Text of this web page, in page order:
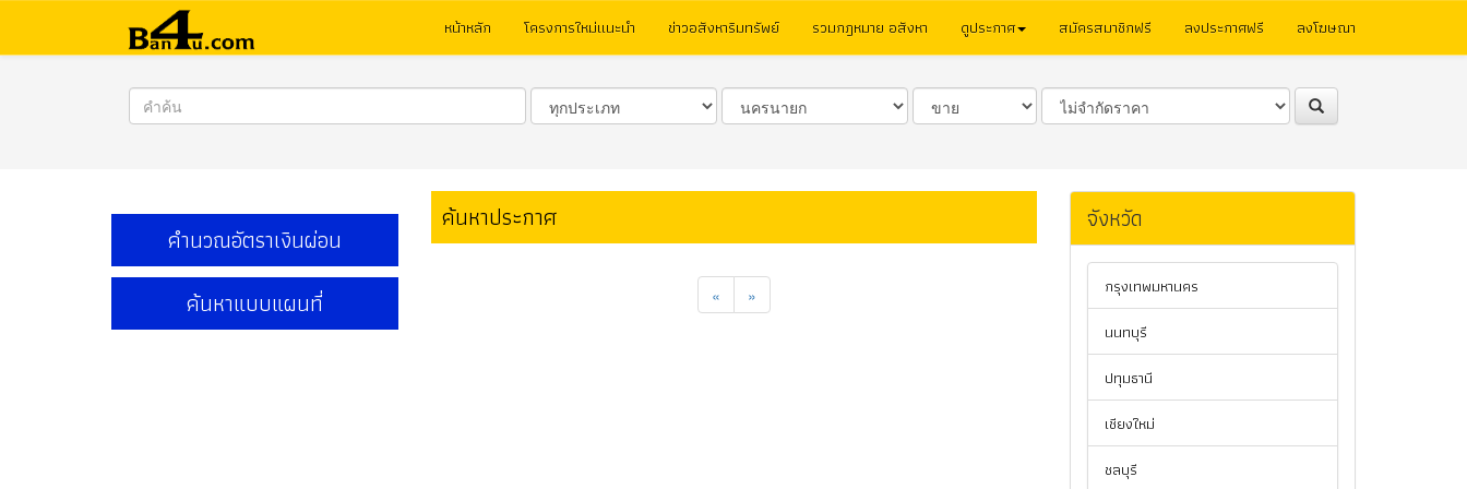
หน้าหลัก โครงการใหม่แนะนำ ข่าวอสังหาริมทรัพย์ รวมกฎหมาย อสังหา ดูประกาศ สมัครสมาชิกฟรี ลงประกาศฟรี ลงโฆษณา
คำนวณอัตราเงินผ่อน
ค้นหาแบบแผนที่
ค้นหาประกาศ
« »
จังหวัด
กรุงเทพมหานคร
นนทบุรี
ปทุมธานี
เชียงใหม่
ชลบุรี